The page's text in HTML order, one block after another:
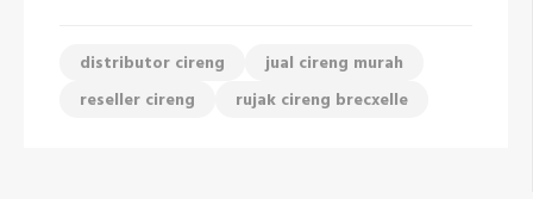
distributor cireng
jual cireng murah
reseller cireng
rujak cireng brecxelle